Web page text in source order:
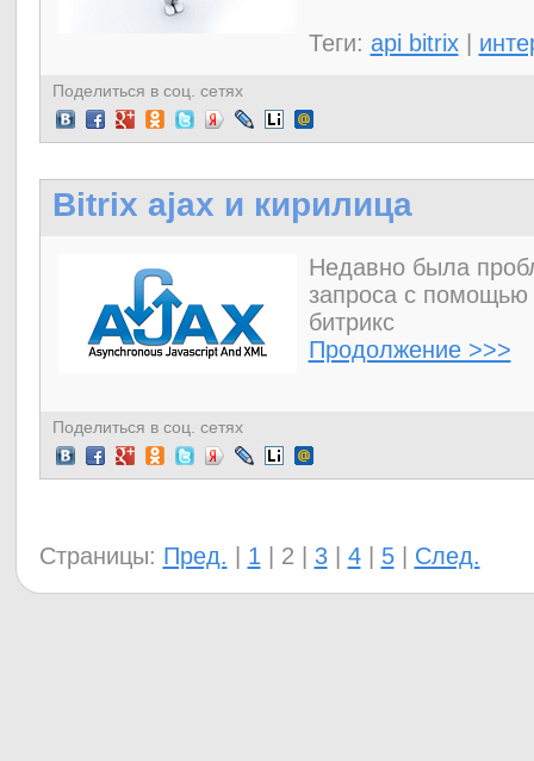
Теги: api bitrix|
Поделиться в соц. сетях
Bitrix ajax и кирилица
Недавно была
запроса с
битрикс
Продолжение >>>
Поделиться в соц. сетях
Страницы: Пред. 1 2 3 4 5 След.